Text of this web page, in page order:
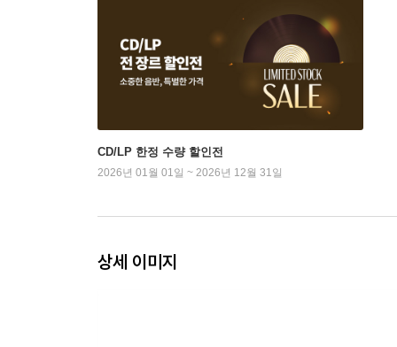
CD/LP 한정 수량 할인전
2026년 01월 01일 ~ 2026년 12월 31일
상세 이미지